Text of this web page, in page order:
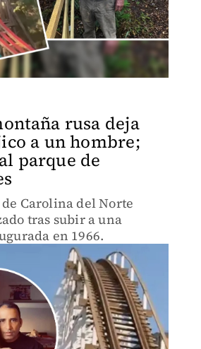
rusa deja
a un hombre;
parque de
Carolina del Norte
tras subir a una
en 1966.